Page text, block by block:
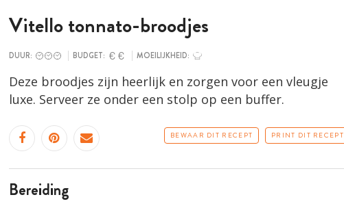
Vitello tonnato-broodjes
DUUR: BUDGET: MOEILIJKHEID:
Deze broodjes zijn heerlijk en zorgen voor een vleugje
luxe. Serveer ze onder een stolp op een buffer.
BEWAAR DIT RECEPT PRINT DIT RECEPT
bereiding